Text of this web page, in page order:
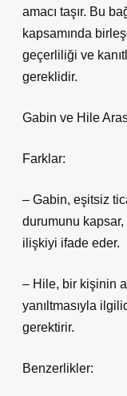
amacı taşır. Bu
kapsamında
geçerliliği ve
gereklidir.
Gabin ve Hile
Farklar:
– Gabin, eşitsiz
durumunu
ilişkiyi ifade eder.
– Hile, bir kişinin
yanıltmasıyla
gerektirir.
Benzerlikler: